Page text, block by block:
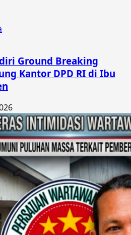
Ground Breaking
Kantor DPD RI di Ibu